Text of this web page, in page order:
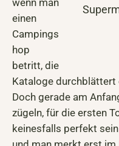
wenn man
einen
Campings
hop
betritt, die
Kataloge durchblättert
Doch gerade am
zügeln, für die ersten
keinesfalls perfekt